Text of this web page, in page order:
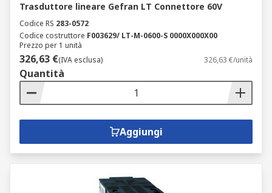
Trasduttore lineare Gefran LT Connettore 60V
Codice RS 283-0572
Codice costruttore F003629/ LT-M-0600-S 0000X000X00
Prezzo per 1 unità
326,63 €(IVA esclusa) 326,63 €/unità
Quantità
Aggiungi